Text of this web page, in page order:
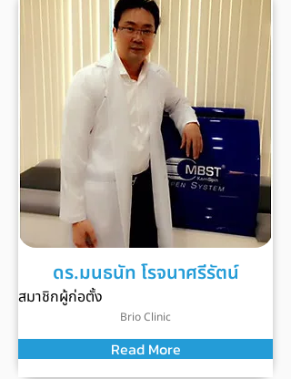
ดร.มนธนัท โรจนาศรีรัตน์
สมาชิกผู้ก่อตั้ง
Brio Clinic
Read More